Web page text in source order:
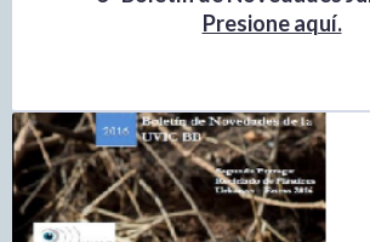
Presione aquí.